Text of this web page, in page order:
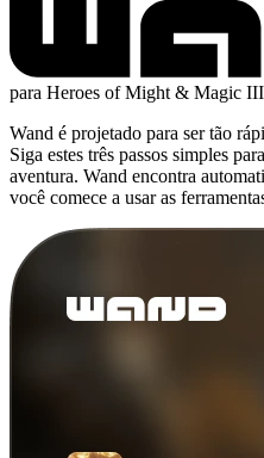
para Heroes of Might & Magic
Wand é projetado para ser tão
Siga estes três passos simples
aventura. Wand encontra
você comece a usar as